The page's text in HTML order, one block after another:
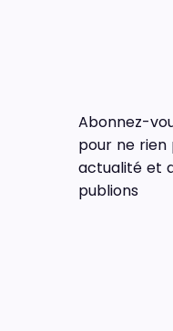
Abonnez-
pour ne
actualité et
publions